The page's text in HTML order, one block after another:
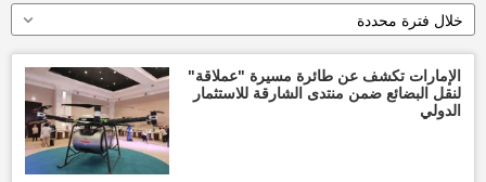
خلال فترة محددة
الإمارات تكشف عن طائرة مسيرة "عملاقة"
لنقل البضائع ضمن منتدى الشارقة للاستثمار
الدولي